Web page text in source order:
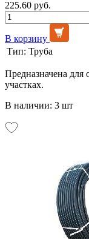
225.60 руб.
В корзину
Тип: Труба
Предназначена для
участках.
В наличии: 3 шт